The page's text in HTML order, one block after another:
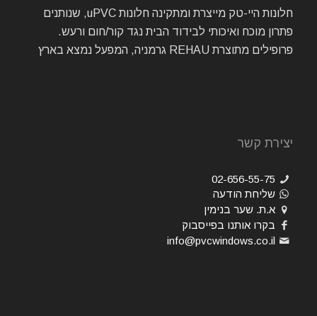
חלונות היי-טק מייצרת ומתקינה חלונות uPVC, שנותנים
פתרון מוכח ואיכותי לבידוד הבית נגד קור/חום ורעש.
פרופילים מתוצרת REHAU גרמניה, המפעל נמצא בארץ
יצירת קשר
02-656-55-75
שליחת הודעה
א.ת. שער בנימין
בקרו אותנו בפייסבוק
info@pvcwindows.co.il